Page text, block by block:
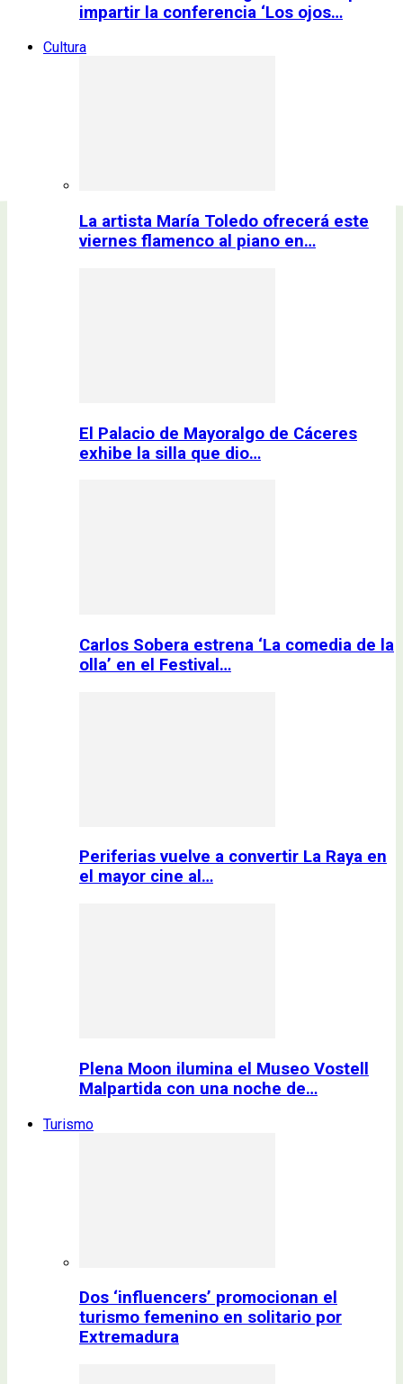
impartir la conferencia ‘Los ojos…
Cultura
La artista María Toledo ofrecerá este
viernes flamenco al piano en…
El Palacio de Mayoralgo de Cáceres
exhibe la silla que dio…
Carlos Sobera estrena ‘La comedia de la
olla’ en el Festival…
Periferias vuelve a convertir La Raya en
el mayor cine al…
Plena Moon ilumina el Museo Vostell
Malpartida con una noche de…
Turismo
Dos ‘influencers’ promocionan el
turismo femenino en solitario por
Extremadura